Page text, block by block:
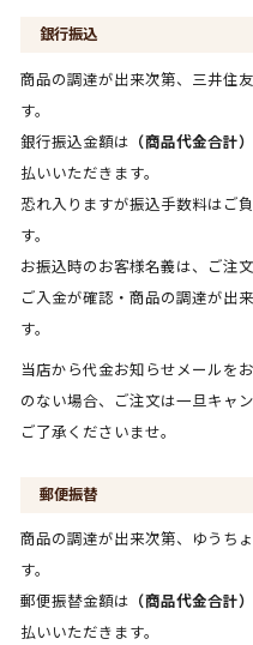
銀行振込
商品の調達が出来次第、三井住
す。
銀行振込金額は （商品代金合計
払いいただきます。
恐れ入りますが振込手数料はご
す。
お振込時のお客様名義は、ご注
ご入金が確認・商品の調達が出
す。
当店から代金お知らせメールを
のない場合、ご注文は一旦キャ
ご了承くださいませ。
郵便振替
商品の調達が出来次第、ゆうち
す。
郵便振替金額は （商品代金合計
払いいただきます。